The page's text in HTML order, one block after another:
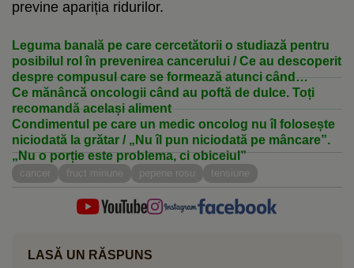
previne apariția ridurilor.
Leguma banală pe care cercetătorii o studiază pentru
posibilul rol în prevenirea cancerului / Ce au descoperit
despre compusul care se formează atunci când
mestecăm leguma
Ce mănâncă oncologii când au poftă de dulce. Toți
recomandă același aliment
Condimentul pe care un medic oncolog nu îl folosește
niciodată la grătar / „Nu îl pun niciodată pe mâncare”.
„Nu o porție este problema, ci obiceiul”
cancer fruct minune pepene rosu tensiune
LASĂ UN RĂSPUNS